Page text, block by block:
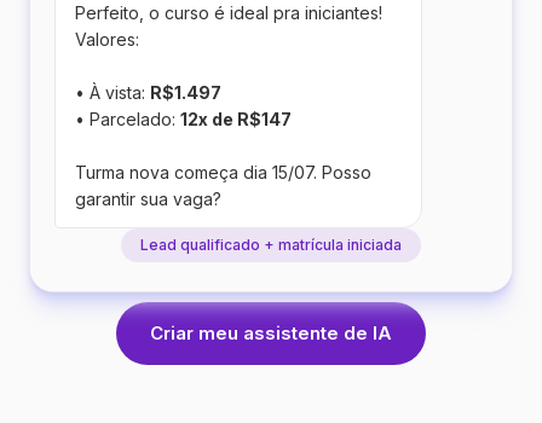
Perfeito, o curso é ideal pra iniciantes!
Valores:
• À vista: R$1.497
• Parcelado: 12x de R$147
Turma nova começa dia 15/07. Posso
garantir sua vaga?
Lead qualificado + matrícula iniciada
Criar meu assistente de IA